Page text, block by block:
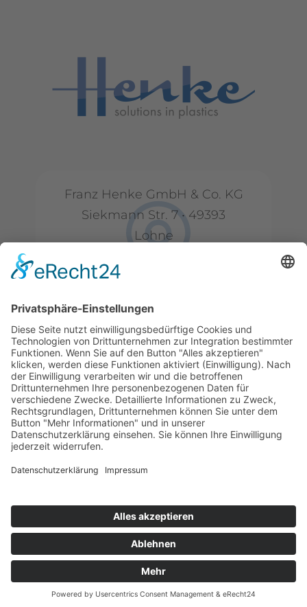
Franz Henke GmbH & Co. KG
Siekmann Str. 7 • 49393
Lohne
T+49 (0) 4442 9240-0
Minfo@henke-
kunststoffe.de
© 2026 Franz Henke GmbH & Co. KG
Impressum
Datenschutz
Hinweisgeberschutzgesetz